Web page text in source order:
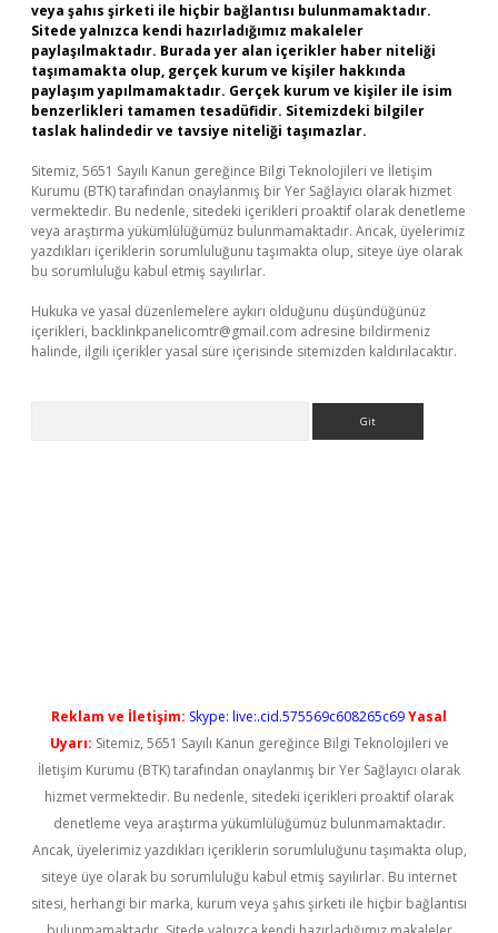
veya şahıs şirketi ile hiçbir bağlantısı bulunmamaktadır.
Sitede yalnızca kendi hazırladığımız makaleler
paylaşılmaktadır. Burada yer alan içerikler haber niteliği
taşımamakta olup, gerçek kurum ve kişiler hakkında
paylaşım yapılmamaktadır. Gerçek kurum ve kişiler ile isim
benzerlikleri tamamen tesadüfidir. Sitemizdeki bilgiler
taslak halindedir ve tavsiye niteliği taşımazlar.
Sitemiz, 5651 Sayılı Kanun gereğince Bilgi Teknolojileri ve İletişim
Kurumu (BTK) tarafından onaylanmış bir Yer Sağlayıcı olarak hizmet
vermektedir. Bu nedenle, sitedeki içerikleri proaktif olarak denetleme
veya araştırma yükümlülüğümüz bulunmamaktadır. Ancak, üyelerimiz
yazdıkları içeriklerin sorumluluğunu taşımakta olup, siteye üye olarak
bu sorumluluğu kabul etmiş sayılırlar.
Hukuka ve yasal düzenlemelere aykırı olduğunu düşündüğünüz
içerikleri, backlinkpanelicomtr@gmail.com adresine bildirmeniz
halinde, ilgili içerikler yasal süre içerisinde sitemizden kaldırılacaktır.
Reklam ve İletişim: Skype: live:.cid.575569c608265c69Yasal
Uyarı: Sitemiz, 5651 Sayılı Kanun gereğince Bilgi Teknolojileri ve
İletişim Kurumu (BTK) tarafından onaylanmış bir Yer Sağlayıcı olarak
hizmet vermektedir. Bu nedenle, sitedeki içerikleri proaktif olarak
denetleme veya araştırma yükümlülüğümüz bulunmamaktadır.
Ancak, üyelerimiz yazdıkları içeriklerin sorumluluğunu taşımakta olup,
siteye üye olarak bu sorumluluğu kabul etmiş sayılırlar. Bu internet
sitesi, herhangi bir marka, kurum veya şahıs şirketi ile hiçbir bağlantısı